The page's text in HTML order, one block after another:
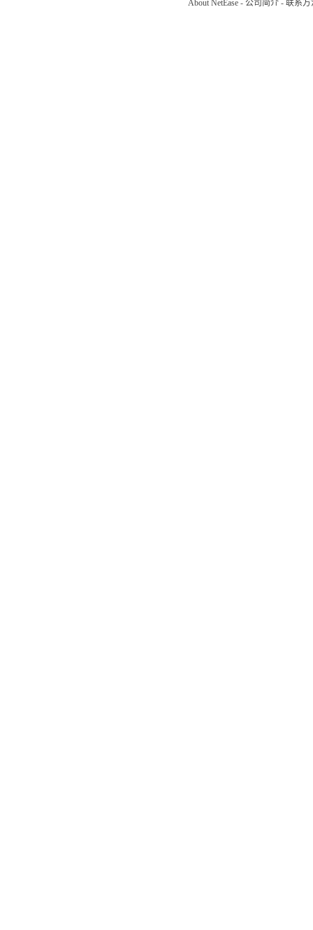
About NetEase - 公司简介 - 联系方